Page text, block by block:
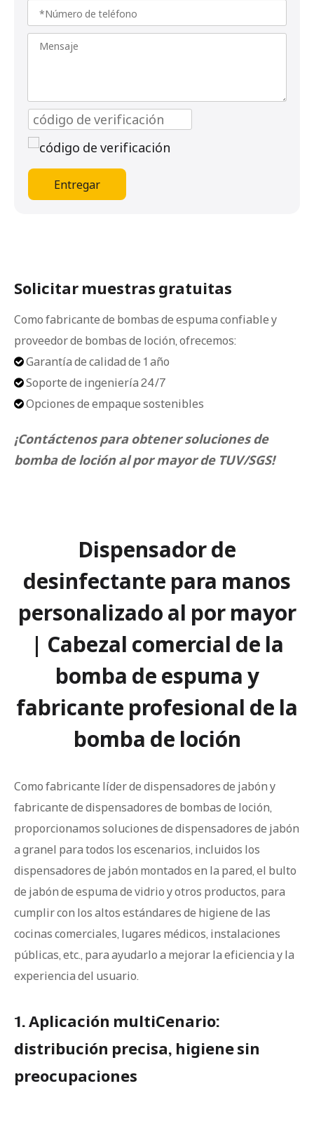
Entregar
Solicitar muestras gratuitas
Como fabricante de bombas de espuma confiable y
proveedor de bombas de loción, ofrecemos:
Garantía de calidad de 1 año
Soporte de ingeniería 24/7
Opciones de empaque sostenibles
¡Contáctenos para obtener soluciones de
bomba de loción al por mayor de TUV/SGS!
Dispensador de
desinfectante para manos
personalizado al por mayor
| Cabezal comercial de la
bomba de espuma y
fabricante profesional de la
bomba de loción
Como fabricante líder de dispensadores de jabón y
fabricante de dispensadores de bombas de loción,
proporcionamos soluciones de dispensadores de jabón
a granel para todos los escenarios, incluidos los
dispensadores de jabón montados en la pared, el bulto
de jabón de espuma de vidrio y otros productos, para
cumplir con los altos estándares de higiene de las
cocinas comerciales, lugares médicos, instalaciones
públicas, etc., para ayudarlo a mejorar la eficiencia y la
experiencia del usuario.
1. Aplicación multiCenario:
distribución precisa, higiene sin
preocupaciones